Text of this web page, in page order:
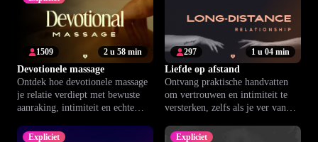
2 u 58 min
1509
Devotionele massage
Ontdek hoe devotionele massage
je relatie verdiept met bewuste
aanraking, intimiteit en echte
1 u 04 min
297
Liefde op afstand
Ontvang praktische handvatten
om vertrouwen en intimiteit te
versterken, zelfs als je ver van
Expliciet Expliciet